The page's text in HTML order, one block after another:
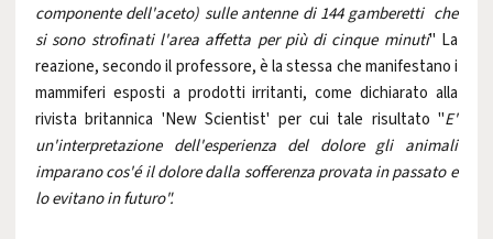
componente dell'aceto) sulle antenne di 144 gamberetti che
si sono strofinati l'area affetta per più di cinque minuti" La
reazione, secondo il professore, è la stessa che manifestano i
mammiferi esposti a prodotti irritanti, come dichiarato alla
rivista britannica 'New Scientist' per cui tale risultato "E'
un'interpretazione dell'esperienza del dolore gli animali
imparano cos'é il dolore dalla sofferenza provata in passato e
lo evitano in futuro".